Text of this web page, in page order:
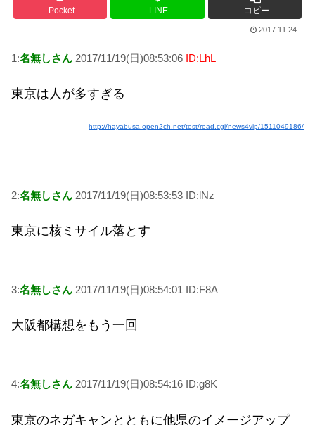
Pocket LINE コピー
2017.11.24
1:名無しさん 2017/11/19(日)08:53:06 ID:LhL
東京は人が多すぎる
http://hayabusa.open2ch.net/test/read.cgi/news4vip/1511049186/
2:名無しさん 2017/11/19(日)08:53:53 ID:lNz
東京に核ミサイル落とす
3:名無しさん 2017/11/19(日)08:54:01 ID:F8A
大阪都構想をもう一回
4:名無しさん 2017/11/19(日)08:54:16 ID:g8K
東京のネガキャンとともに他県のイメージアップ